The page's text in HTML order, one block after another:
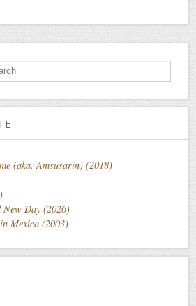
(aka. Amsusarin) (2018)
Day (2026)
Mexico (2003)